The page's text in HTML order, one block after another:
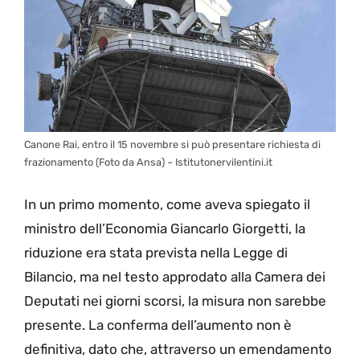
Canone Rai, entro il 15 novembre si può presentare richiesta di
frazionamento (Foto da Ansa) – Istitutonervilentini.it
In un primo momento, come aveva spiegato il
ministro dell’Economia Giancarlo Giorgetti, la
riduzione era stata prevista nella Legge di
Bilancio, ma nel testo approdato alla Camera dei
Deputati nei giorni scorsi, la misura non sarebbe
presente. La conferma dell’aumento non è
definitiva, dato che, attraverso un emendamento